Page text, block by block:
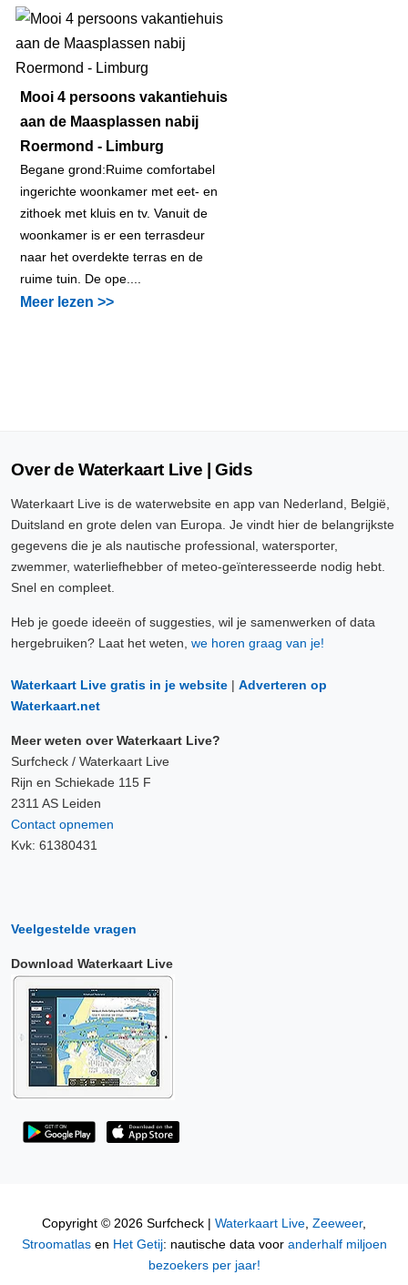
Mooi 4 persoons vakantiehuis
aan de Maasplassen nabij
Roermond - Limburg
Begane grond:Ruime comfortabel
ingerichte woonkamer met eet- en
zithoek met kluis en tv. Vanuit de
woonkamer is er een terrasdeur
naar het overdekte terras en de
ruime tuin. De ope....
Meer lezen >>
Over de Waterkaart Live | Gids
Waterkaart Live is de waterwebsite en app van Nederland, België,
Duitsland en grote delen van Europa. Je vindt hier de belangrijkste
gegevens die je als nautische professional, watersporter,
zwemmer, waterliefhebber of meteo-geïnteresseerde nodig hebt.
Snel en compleet.
Heb je goede ideeën of suggesties, wil je samenwerken of data
hergebruiken? Laat het weten, we horen graag van je!
Waterkaart Live gratis in je website | Adverteren op
Waterkaart.net
Meer weten over Waterkaart Live?
Surfcheck / Waterkaart Live
Rijn en Schiekade 115 F
2311 AS Leiden
Contact opnemen
Kvk: 61380431
Veelgestelde vragen
Download Waterkaart Live
Copyright © 2026 Surfcheck | Waterkaart Live, Zeeweer,
Stroomatlasen Het Getij: nautische data voor anderhalf miljoen
bezoekers per jaar!